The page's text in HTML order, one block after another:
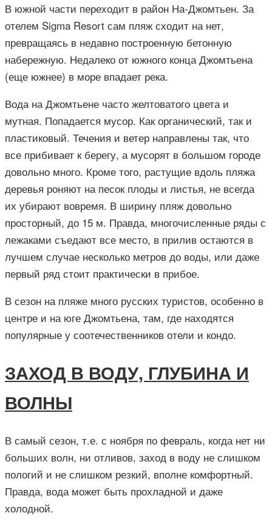
В южной части переходит в район На-Джомтьен. За
отелем Sigma Resort сам пляж сходит на нет,
превращаясь в недавно построенную бетонную
набережную. Недалеко от южного конца Джомтьена
(еще южнее) в море впадает река.
Вода на Джомтьене часто желтоватого цвета и
мутная. Попадается мусор. Как органический, так и
пластиковый. Течения и ветер направлены так, что
все прибивает к берегу, а мусорят в большом городе
довольно много. Кроме того, растущие вдоль пляжа
деревья роняют на песок плоды и листья, не всегда
их убирают вовремя. В ширину пляж довольно
просторный, до 15 м. Правда, многочисленные ряды с
лежаками съедают все место, в прилив остаются в
лучшем случае несколько метров до воды, или даже
первый ряд стоит практически в прибое.
В сезон на пляже много русских туристов, особенно в
центре и на юге Джомтьена, там, где находятся
популярные у соотечественников отели и кондо.
ЗАХОД В ВОДУ, ГЛУБИНА И
ВОЛНЫ
В самый сезон, т.е. с ноября по февраль, когда нет ни
больших волн, ни отливов, заход в воду не слишком
пологий и не слишком резкий, вполне комфортный.
Правда, вода может быть прохладной и даже
холодной.